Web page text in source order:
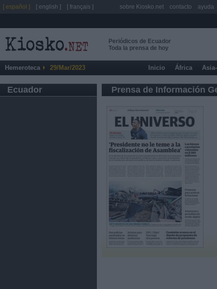
Periódicos de Ecuador
Toda la prensa de hoy
Hemeroteca 29/Mar/2023 Inicio África
Ecuador Prensa de Información
[ español ] [ english ] [ français ] sobre Kiosko.net contacto ayuda